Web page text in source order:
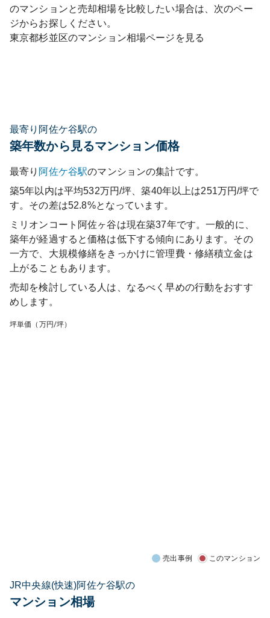
のマンションと売却相場を比較したい場合は、次のペー
ジからお探しください。
東京都杉並区のマンション相場ページを見る
最寄り阿佐ケ谷駅の
築年数から見るマンション価格
最寄り 阿佐ケ谷駅のマンションの集計です。
築5年以内は平均532万円/坪、築40年以上は251万円/坪で
す。その差は52.8%となっています。
ミリオンコート阿佐ヶ谷は現在築37年です。一般的に、
築年が経過すると価格は低下する傾向にあります。その
一方で、大規模修繕をきっかけに管理費・修繕積立金は
上がることもあります。
売却を検討している人は、なるべく早めの行動をおすす
めします。
坪単価（万円/坪）
売出事例 このマンション
JR中央線(快速)阿佐ケ谷駅の
マンション相場